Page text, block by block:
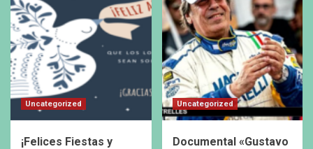
Uncategorized
¡Felices Fiestas y
Uncategorized
Documental «Gustavo